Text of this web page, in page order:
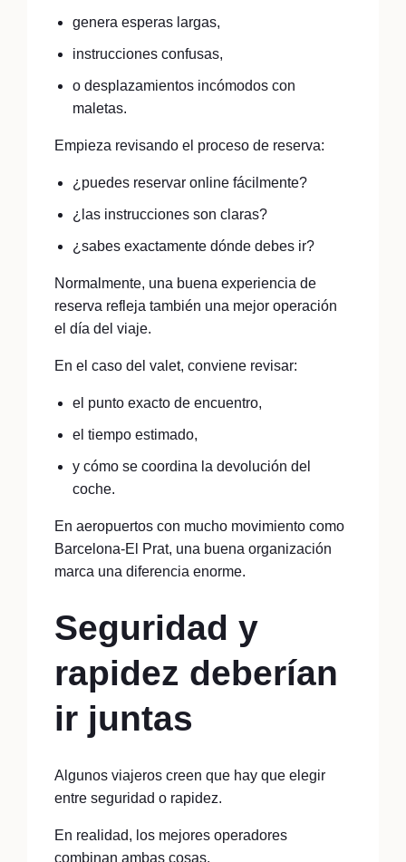
genera esperas largas,
instrucciones confusas,
o desplazamientos incómodos con
maletas.
Empieza revisando el proceso de reserva:
¿puedes reservar online fácilmente?
¿las instrucciones son claras?
¿sabes exactamente dónde debes ir?
Normalmente, una buena experiencia de
reserva refleja también una mejor operación
el día del viaje.
En el caso del valet, conviene revisar:
el punto exacto de encuentro,
el tiempo estimado,
y cómo se coordina la devolución del
coche.
En aeropuertos con mucho movimiento como
Barcelona-El Prat, una buena organización
marca una diferencia enorme.
Seguridad y
rapidez deberían
ir juntas
Algunos viajeros creen que hay que elegir
entre seguridad o rapidez.
En realidad, los mejores operadores
combinan ambas cosas.